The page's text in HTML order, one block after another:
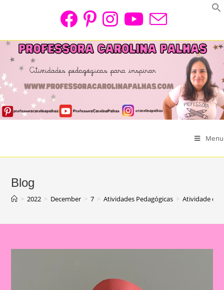
Menu
Blog
> 2022 > December > 7 > Atividades Pedagógicas > Atividade de